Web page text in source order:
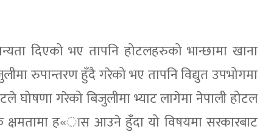
दिएको भए तापनि होटलहरुको भान्छामा खाना
रुपान्तरण हुँदै गरेको भए तापनि विद्युत उपभोगमा
घोषणा गरेको बिजुलीमा भ्याट लागेमा नेपाली होटल
क्षमतामा ह«ास आउने हुँदा यो विषयमा सरकारबाट